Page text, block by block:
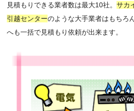
見積もりできる業者数は最大10社。 サカ
引越センターのような大手業者はもちろ
へも一括で見積もり依頼が出来ます。